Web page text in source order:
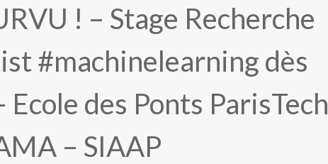
! – Stage Recherche
#machinelearning dès
des Ponts ParisTech
– SIAAP